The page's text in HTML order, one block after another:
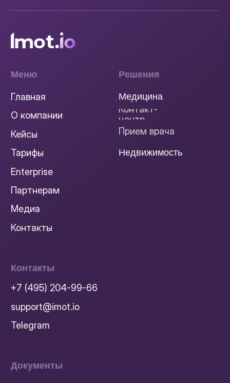
Пн-Пт с 9:00 до 18:00 МСК
Юридический адрес
Мы в социальных сетях
Разработка сайта
Оператор персональных данных.
©2025. Все права защищены.
О сookies файлах